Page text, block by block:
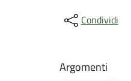
Condividi
Argomenti